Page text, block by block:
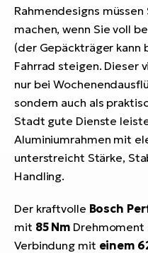
Rahmendesigns
machen, wenn Sie voll
(der Gepäckträger kann
Fahrrad steigen. Dieser
nur bei
sondern auch als
Stadt gute Dienste
Aluminiumrahmen mit
unterstreicht Stärke,
Handling.
Der kraftvolle Bosch
mit 85 Nm Drehmoment
Verbindung mit einem